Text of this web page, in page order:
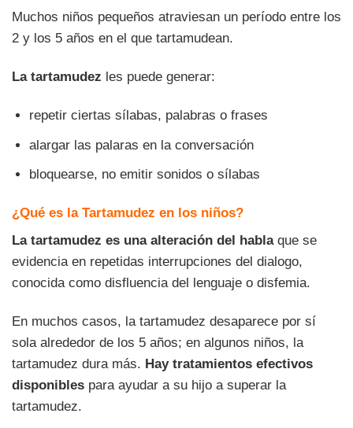
Muchos niños pequeños atraviesan un período entre los
2 y los 5 años en el que tartamudean.
La tartamudez les puede generar:
repetir ciertas sílabas, palabras o frases
alargar las palaras en la conversación
bloquearse, no emitir sonidos o sílabas
¿Qué es la Tartamudez en los niños?
La tartamudez es una alteración del hablaque se
evidencia en repetidas interrupciones del dialogo,
conocida como disfluencia del lenguaje o disfemia.
En muchos casos, la tartamudez desaparece por sí
sola alrededor de los 5 años; en algunos niños, la
tartamudez dura más. Hay tratamientos efectivos
disponibles para ayudar a su hijo a superar la
tartamudez.